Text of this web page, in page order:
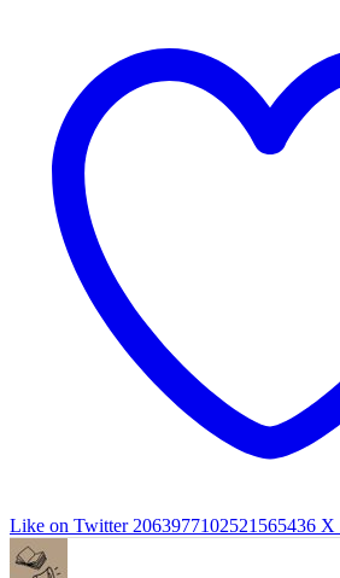
Like on Twitter 2063977102521565436 X